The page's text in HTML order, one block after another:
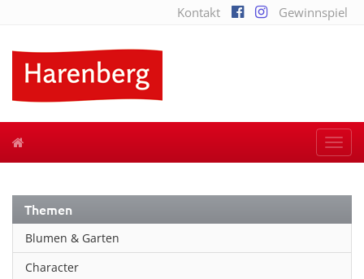
Kontakt Gewinnspiel
Themen
Blumen & Garten
Character